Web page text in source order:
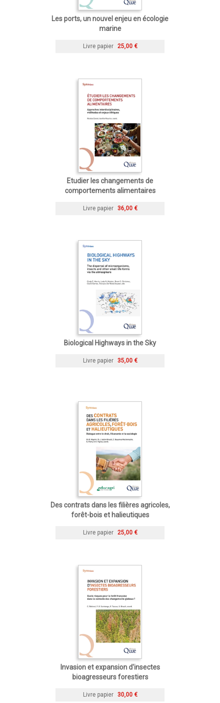
Les ports, un nouvel enjeu en écologie
marine
Livre papier 25,00 €
Etudier les changements de
comportements alimentaires
Livre papier 36,00 €
Biological Highways in the Sky
Livre papier 35,00 €
Des contrats dans les filières agricoles,
forêt-bois et halieutiques
Livre papier 25,00 €
Invasion et expansion d'insectes
bioagresseurs forestiers
Livre papier 30,00 €